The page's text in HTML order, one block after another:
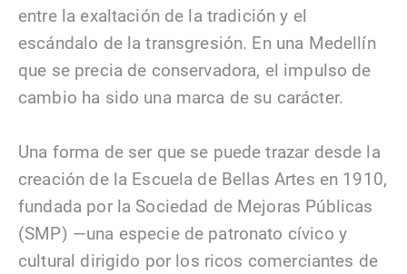
entre la exaltación de la tradición y el
escándalo de la transgresión. En una Medellín
que se precia de conservadora, el impulso de
cambio ha sido una marca de su carácter.
Una forma de ser que se puede trazar desde la
creación de la Escuela de Bellas Artes en 1910,
fundada por la Sociedad de Mejoras Públicas
(SMP) —una especie de patronato cívico y
cultural dirigido por los ricos comerciantes de